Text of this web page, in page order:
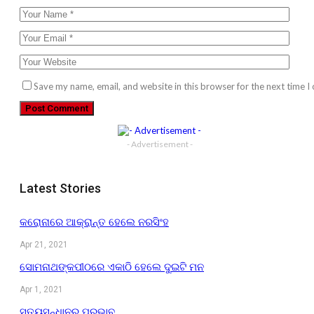
Save my name, email, and website in this browser for the next time I
- Advertisement -
Latest Stories
କରୋନାରେ ଆକ୍ରାନ୍ତ ହେଲେ ନରସିଂହ
Apr 21, 2021
ସୋମନାଥଙ୍କପୀଠରେ ଏକାଠି ହେଲେ ଦୁଇଟି ମନ
Apr 1, 2021